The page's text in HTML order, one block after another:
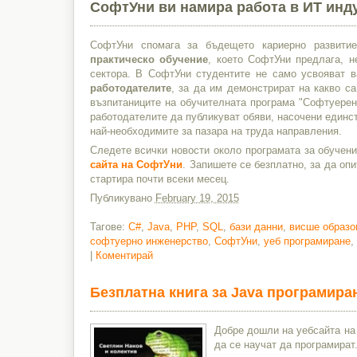
СофтУни ви намира работа в ИТ
СофтУни спомага за бъдещето кариерно
практическо обучение , което СофтУни предлага,
сектора. В СофтУни студентите не само
работодателите, за да им демонстрират на какво
възпитаниците на обучителната програма
работодателите да публикуват обяви, насочени
най-необходимите за пазара на труда направления.
Следете всички новости около програмата за
сайта на СофтУни . Запишете се безплатно, за да
стартира почти всеки месец.
Публикувано February 19, 2015
Тагове: C#, Java, PHP, SQL бази данни, висше
софтуерно инженерство, СофтУни, уеб програмиране,
| Коментирай
Безплатна книга за Java
Добре дошли на уебсайта
да се научат да програмират.